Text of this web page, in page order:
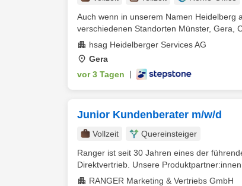
Auch wenn in unserem Namen Heidelberg
verschiedenen Standorten Münster, Gera,
hsag Heidelberger Services AG
Gera
vor 3 Tagen
Junior Kundenberater m/w/d
Vollzeit
Quereinsteiger
Ranger ist seit 30 Jahren eines der
Direktvertrieb. Unsere Produktpartner:innen
RANGER Marketing & Vertriebs GmbH